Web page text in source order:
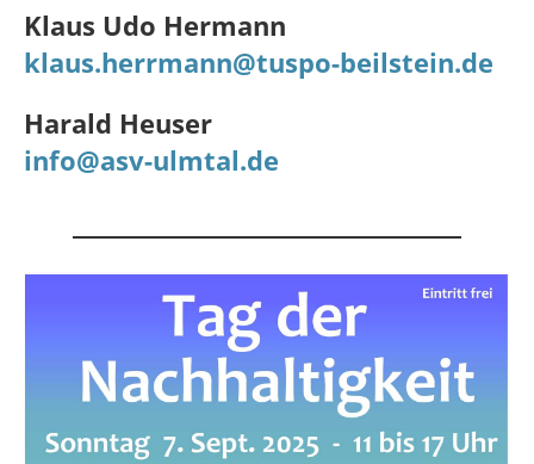
Klaus Udo Hermann
klaus.herrmann@tuspo-beilstein.de
Harald Heuser
info@asv-ulmtal.de